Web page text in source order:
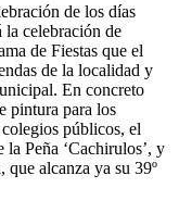
de los días
la celebración de
de Fiestas que el
de la localidad y
En concreto
pintura para los
públicos, el
la Peña ‘Cachirulos’, y
alcanza ya su 39º